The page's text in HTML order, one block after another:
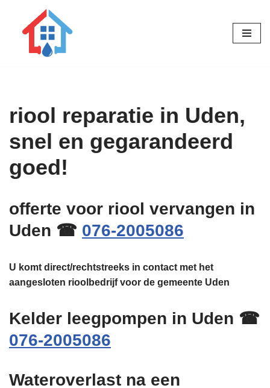
riool reparatie in Uden,
snel en gegarandeerd
goed!
offerte voor riool vervangen in
Uden ☎ 076-2005086
U komt direct/rechtstreeks in contact met het
aangesloten rioolbedrijf voor de gemeente Uden
Kelder leegpompen in Uden ☎
076-2005086
Wateroverlast na een